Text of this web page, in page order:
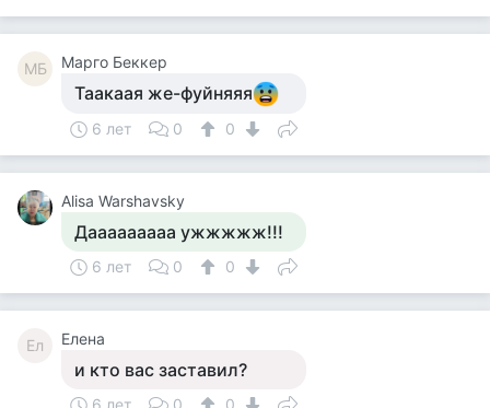
MБ Mарго Беккер
Таакаая же-фуйняяя
6 лет 0 0
Alisa Warshavsky
Дааааааааа ужжжжж!!!
6 лет 0 0
Ел Елена
и кто вас заставил?
6 лет 0 0